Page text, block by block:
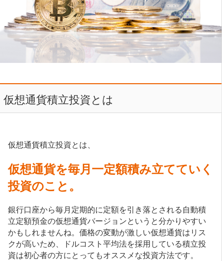
仮想通貨積立投資とは
仮想通貨積立投資とは、
仮想通貨を毎月一定額積み立てていく
投資のこと。
銀行口座から毎月定期的に定額を引き落とされる自動積
立定額預金の仮想通貨バージョンというと分かりやすい
かもしれませんね。価格の変動が激しい仮想通貨はリス
クが高いため、ドルコスト平均法を採用している積立投
資は初心者の方にとってもオススメな投資方法です。